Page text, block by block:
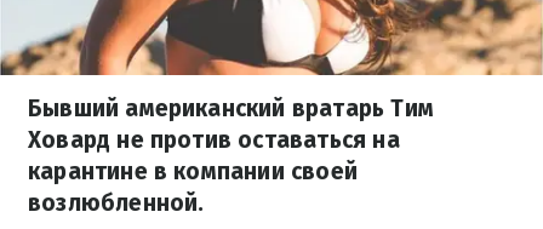
Бывший американский вратарь Тим
Ховард не против оставаться на
карантине в компании своей
возлюбленной.